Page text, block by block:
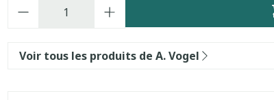
Voir tous les produits de A. Vogel